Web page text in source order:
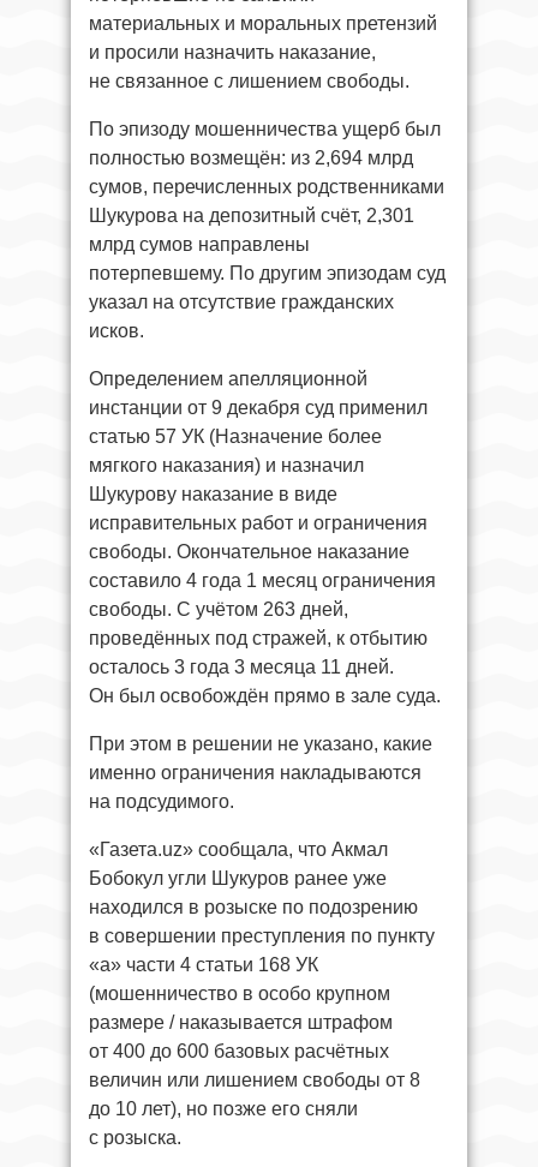
материальных и моральных претензий
и просили назначить наказание,
не связанное с лишением свободы.
По эпизоду мошенничества ущерб был
полностью возмещён: из 2,694 млрд
сумов, перечисленных родственниками
Шукурова на депозитный счёт, 2,301
млрд сумов направлены
потерпевшему. По другим эпизодам суд
указал на отсутствие гражданских
исков.
Определением апелляционной
инстанции от 9 декабря суд применил
статью 57 УК (Назначение более
мягкого наказания) и назначил
Шукурову наказание в виде
исправительных работ и ограничения
свободы. Окончательное наказание
составило 4 года 1 месяц ограничения
свободы. С учётом 263 дней,
проведённых под стражей, к отбытию
осталось 3 года 3 месяца 11 дней.
Он был освобождён прямо в зале суда.
При этом в решении не указано, какие
именно ограничения накладываются
на подсудимого.
«Газета.uz» сообщала, что Акмал
Бобокул угли Шукуров ранее уже
находился в розыске по подозрению
в совершении преступления по пункту
«а» части 4 статьи 168 УК
(мошенничество в особо крупном
размере / наказывается штрафом
от 400 до 600 базовых расчётных
величин или лишением свободы от 8
до 10 лет), но позже его сняли
с розыска.